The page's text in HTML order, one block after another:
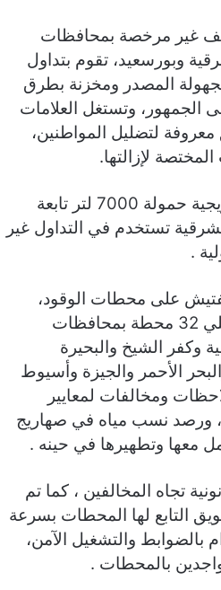
رصيف غير مرخصة بمحافظات
وبورسعيد، تقوم بتداول
المصدر ومخزنة بطرق
الجمهور، وتستغل العلامات
لتضليل المواطنين،
لإزالتها.
كما تم ضبط سيارة صهريجية حمولة 7000 لتر تابعة
تستخدم في التداول غير
.
على محطات الوقود،
قامت اللجنة بالتفتيش علي 32 محطة بمحافظات
وكفر الشيخ والبحيرة
الأحمر والجيزة وأسيوط
ومخالفات لمعايير
، ورصد نسب مياه في صهاريج
معها وتطهيرها في حينه .
تجاه المخالفين ، كما تم
التابع لها المحطات بسرعة
بالضوابط والتشغيل الآمن،
بالمحطات .